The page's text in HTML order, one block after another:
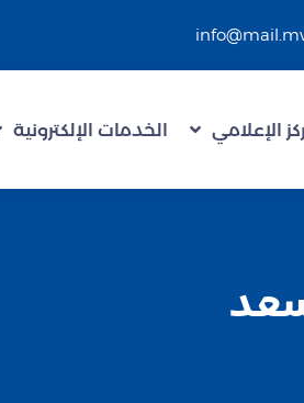
الإعلامي الخدمات الإلكترونية